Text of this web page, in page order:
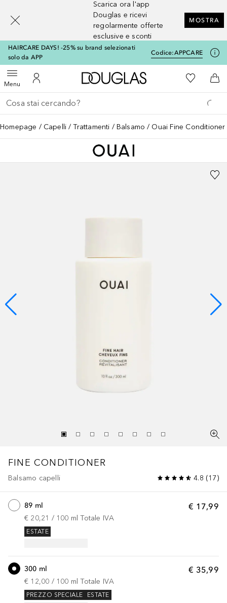
Scarica ora l'app
Douglas e ricevi
regolarmente offerte
esclusive e sconti
MOSTRA
HAIRCARE DAYS! -25% su brand selezionati
solo da APP
Codice:APPCARE
MenuApri menuAl Mio Account
A Douglas HomeAlla Mia
Al
Torna indietro
Esegui ricerca
Homepage Capelli Trattamenti Balsamo Ouai Fine Conditioner
FINE CONDITIONER
Balsamo capelli 4.8 (17)
€ 17,99
89 ml
€ 20,21 / 100 ml Totale IVA
ESTATE
€ 35,99
300 ml
€ 12,00 / 100 ml Totale IVA
ESTATE
PREZZO SPECIALE
[navigation.slideout.screenreader]